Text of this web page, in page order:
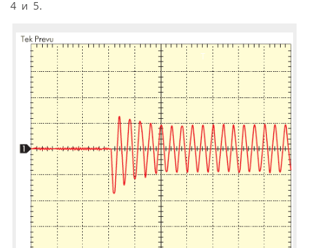
4 и 5.